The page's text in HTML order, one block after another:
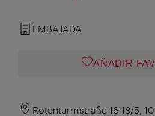
EMBAJADA
AÑADIR
Rotenturmstraße 16-18/5,